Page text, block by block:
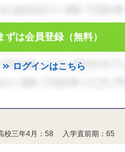
ずは会員登録（無料）
ログインはこちら
校三年4月：58 入学直前期：65